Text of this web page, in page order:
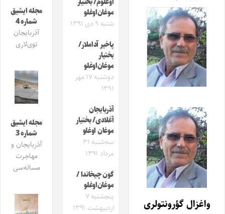
واغزال گؤرونتولری
موغان‌اوغلو
شنبه ۹ دی ۱۳۹۱
پاخیر آداملار/
بختیار
موغان‌اوغلو
دوشنبه ۱۷ مهر
۱۳۹۱
آذربایجان
آغلادی/ بختیار
موغان اوغلو
سه‌شنبه ۳۱
مرداد ۱۳۹۱
گون چیخاندا /
موغان‌اوغلو
پنجشنبه ۷
اردیبهشت ۱۳۹۱
مجله ایشیق
شماره 4
آذربایجان
توی‌لاری
مجله ایشیق
شماره 3
آذربایجان و
مهاجرت
مساله‌سی